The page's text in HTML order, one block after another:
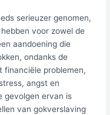
serieuzer genomen,
voor zowel de
aandoening die
ondanks de
financiële problemen,
angst en
gevolgen ervan is
van gokverslaving